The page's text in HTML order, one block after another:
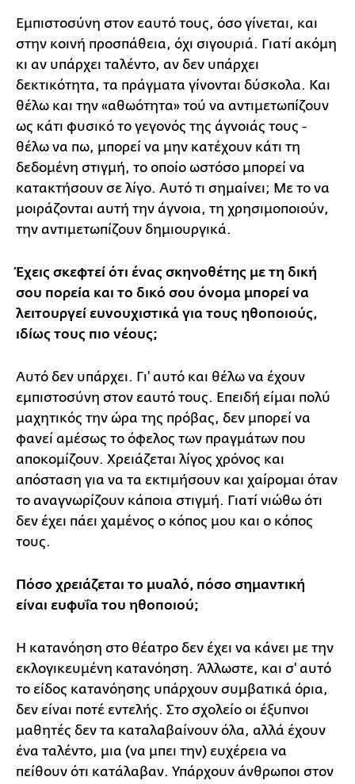
Εμπιστοσύνη στον εαυτό τους, όσο γίνεται, και
στην κοινή προσπάθεια, όχι σιγουριά. Γιατί ακόμη
κι αν υπάρχει ταλέντο, αν δεν υπάρχει
δεκτικότητα, τα πράγματα γίνονται δύσκολα. Και
θέλω και την «αθωότητα» τού να αντιμετωπίζουν
ως κάτι φυσικό το γεγονός της άγνοιάς τους -
θέλω να πω, μπορεί να μην κατέχουν κάτι τη
δεδομένη στιγμή, το οποίο ωστόσο μπορεί να
κατακτήσουν σε λίγο. Αυτό τι σημαίνει; Με το να
μοιράζονται αυτή την άγνοια, τη χρησιμοποιούν,
την αντιμετωπίζουν δημιουργικά.
Έχεις σκεφτεί ότι ένας σκηνοθέτης με τη δική
σου πορεία και το δικό σου όνομα μπορεί να
λειτουργεί ευνουχιστικά για τους ηθοποιούς,
ιδίως τους πιο νέους;
Αυτό δεν υπάρχει. Γι' αυτό και θέλω να έχουν
εμπιστοσύνη στον εαυτό τους. Επειδή είμαι πολύ
μαχητικός την ώρα της πρόβας, δεν μπορεί να
φανεί αμέσως το όφελος των πραγμάτων που
αποκομίζουν. Χρειάζεται λίγος χρόνος και
απόσταση για να τα εκτιμήσουν και χαίρομαι όταν
το αναγνωρίζουν κάποια στιγμή. Γιατί νιώθω ότι
δεν έχει πάει χαμένος ο κόπος μου και ο κόπος
τους.
Πόσο χρειάζεται το μυαλό, πόσο σημαντική
είναι ευφυΐα του ηθοποιού;
Η κατανόηση στο θέατρο δεν έχει να κάνει με την
εκλογικευμένη κατανόηση. Άλλωστε, και σ' αυτό
το είδος κατανόησης υπάρχουν συμβατικά όρια,
δεν είναι ποτέ εντελής. Στο σχολείο οι έξυπνοι
μαθητές δεν τα καταλαβαίνουν όλα, αλλά έχουν
ένα ταλέντο, μια (να μπει την) ευχέρεια να
πείθουν ότι κατάλαβαν. Υπάρχουν άνθρωποι στον